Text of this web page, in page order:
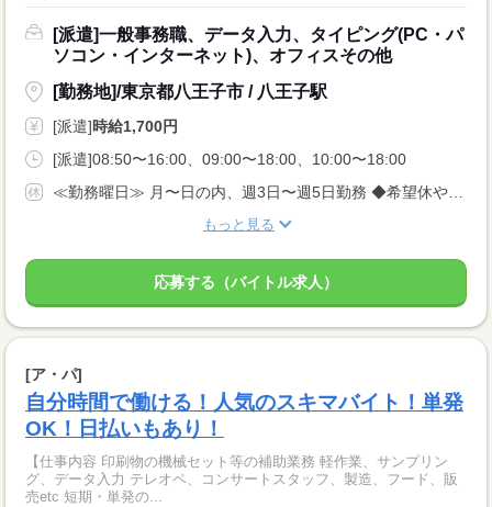
[派遣]一般事務職、データ入力、タイピング(PC・パ
ソコン・インターネット)、オフィスその他
[勤務地]/東京都八王子市 / 八王子駅
[派遣]時給1,700円
[派遣]08:50〜16:00、09:00〜18:00、10:00〜18:00
もっと見る
応募する（バイトル求人）
[ア・パ]
自分時間で働ける！人気のスキマバイト！単発
OK！日払いもあり！
【仕事内容 印刷物の機械セット等の補助業務 軽作業、サンプリン
グ、データ入力 テレオペ、コンサートスタッフ、製造、フード、販
売etc 短期・単発の...